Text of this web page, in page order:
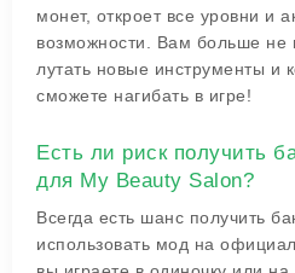
монет, откроет все уровни и
возможности. Вам больше не
лутать новые инструменты и
сможете нагибать в игре!
Есть ли риск получить
для My Beauty Salon?
Всегда есть шанс получить
использовать мод на